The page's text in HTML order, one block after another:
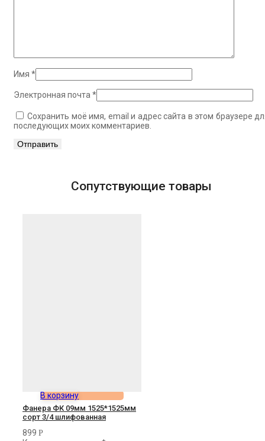
Имя *
Электронная почта *
Сохранить моё имя, email и адрес сайта в этом браузере
последующих моих комментариев.
Сопутствующие товары
В корзину
Фанера ФК 09мм 1525*1525мм
сорт 3/4 шлифованная
899 Р